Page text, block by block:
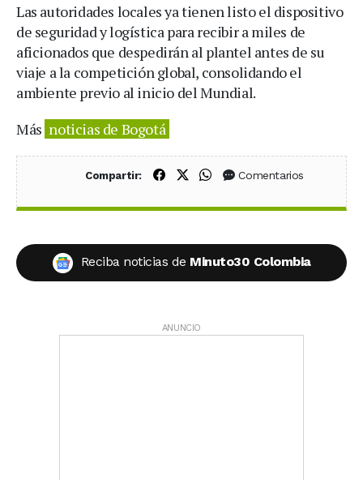
Las autoridades locales ya tienen listo el dispositivo
de seguridad y logística para recibir a miles de
aficionados que despedirán al plantel antes de su
viaje a la competición global, consolidando el
ambiente previo al inicio del Mundial.
Más noticias de Bogotá
Compartir: Compartir en Facebook
Compartir en X (Twitter)
Compartir en WhatsApp
Comentarios
Reciba noticias de Minuto30 Colombia
ANUNCIO